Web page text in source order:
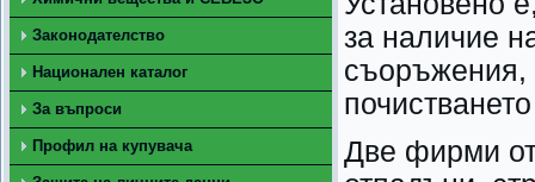
Законодателство
Национален каталог
За въпроси
Профил на купувача
за наличие
съоръжения,
Две фирми